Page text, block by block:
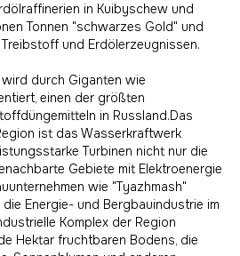
in Kuibyschew und
Tonnen "schwarzes Gold" und
und Erdölerzeugnissen.
durch Giganten wie
einen der größten
in Russland.Das
ist das Wasserkraftwerk
Turbinen nicht nur die
Gebiete mit Elektroenergie
wie "Tyazhmash"
Energie- und Bergbauindustrie im
Komplex der Region
Hektar fruchtbaren Bodens, die